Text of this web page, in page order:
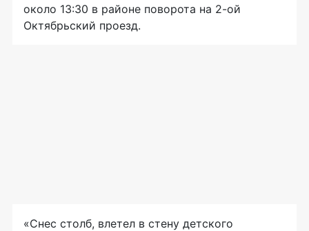
около 13:30 в районе поворота на 2-ой
Октябрьский проезд.
«Снес столб, влетел в стену детского